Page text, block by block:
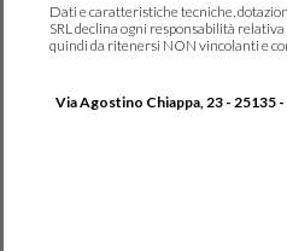
Dati e caratteristiche tecniche,
SRL declina ogni responsabilità
quindi da ritenersi NON vincolanti e
Via Agostino Chiappa, 23 - 25135